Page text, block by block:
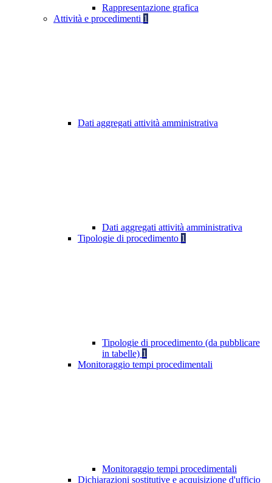
Rappresentazione grafica
Attività e procedimenti 1
Dati aggregati attività amministrativa
Dati aggregati attività amministrativa
Tipologie di procedimento 1
Tipologie di procedimento (da pubblicare
in tabelle) 1
Monitoraggio tempi procedimentali
Monitoraggio tempi procedimentali
Dichiarazioni sostitutive e acquisizione d'ufficio